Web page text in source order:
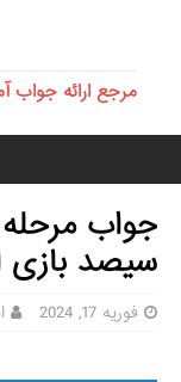
مرجع ارائه جواب
سیصد بازی
فوریه 17, 2024